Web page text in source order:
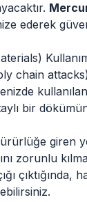
ederek
chain
bir
giren
zorunlu
çıktığında,